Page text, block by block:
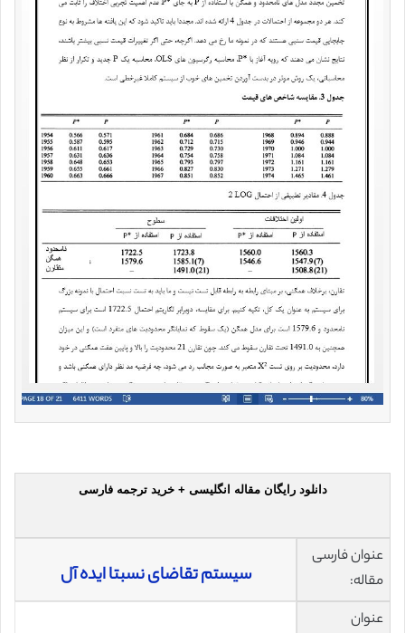
دانلود رایگان مقاله انگلیسی + خرید ترجمه فارسی
عنوان فارسی
مقاله:
سیستم تقاضای نسبتا ایده آل
عنوان